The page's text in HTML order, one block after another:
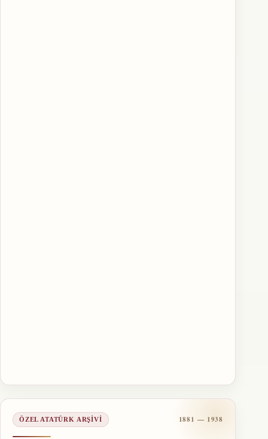
ÖZEL ATATÜRK ARŞIVI 1881 — 1938